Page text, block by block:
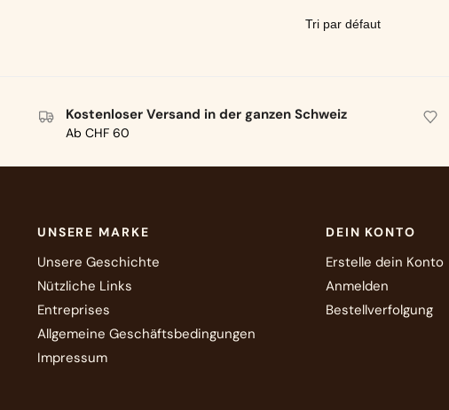
Kostenloser Versand in der ganzen Schweiz
Ab CHF 60
UNSERE MARKE
Unsere Geschichte
Nützliche Links
Entreprises
Allgemeine Geschäftsbedingungen
Impressum
DEIN KONTO
Erstelle dein Konto
Anmelden
Bestellverfolgung